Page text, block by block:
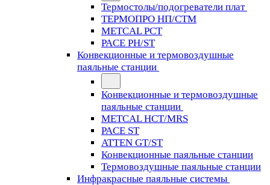
Термостолы/подогреватели плат
ТЕРМОПРО НП/СТМ
METCAL PCT
PACE PH/ST
Конвекционные и термовоздушные
паяльные станции
Конвекционные и термовоздушные
паяльные станции
METCAL HCT/MRS
PACE ST
ATTEN GT/ST
Конвекционные паяльные станции
Термовоздушные паяльные станции
Инфракрасные паяльные системы